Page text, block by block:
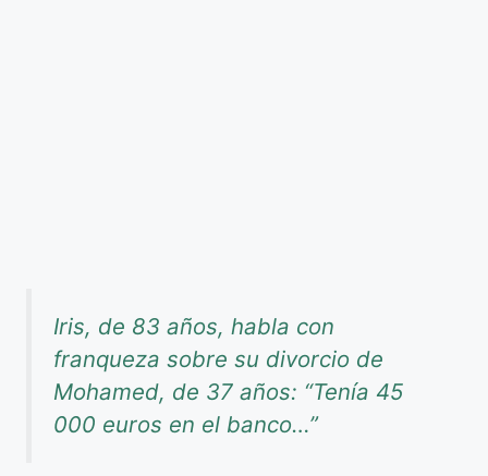
Iris, de 83 años, habla con
franqueza sobre su divorcio de
Mohamed, de 37 años: “Tenía 45
000 euros en el banco…”